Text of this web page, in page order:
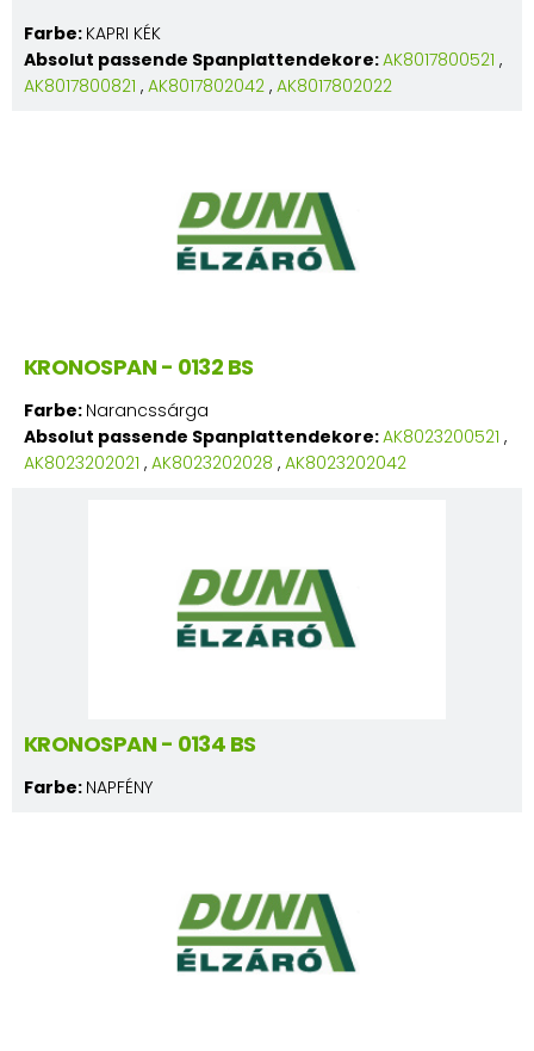
Farbe: KAPRI KÉK
Absolut passende Spanplattendekore:AK8017800521 ,
AK8017800821 , AK8017802042 , AK8017802022
KRONOSPAN - 0132 BS
Farbe: Narancssárga
Absolut passende Spanplattendekore:AK8023200521 ,
AK8023202021 , AK8023202028 , AK8023202042
KRONOSPAN - 0134 BS
Farbe: NAPFÉNY